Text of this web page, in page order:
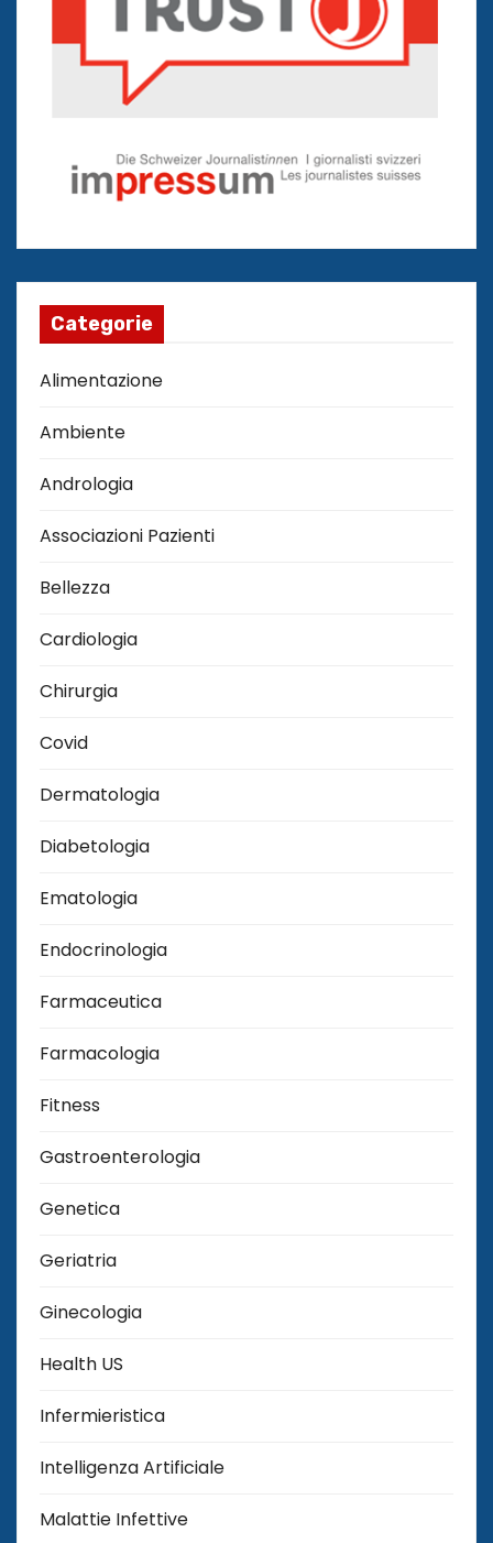
Categorie
Alimentazione
Ambiente
Andrologia
Associazioni Pazienti
Bellezza
Cardiologia
Chirurgia
Covid
Dermatologia
Diabetologia
Ematologia
Endocrinologia
Farmaceutica
Farmacologia
Fitness
Gastroenterologia
Genetica
Geriatria
Ginecologia
Health US
Infermieristica
Intelligenza Artificiale
Malattie Infettive